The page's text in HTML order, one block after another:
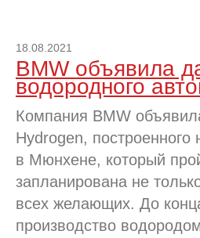
18.08.2021
BMW объявила
водородного
Компания BMW
Hydrogen, построенного
в Мюнхене, который
запланирована не
всех желающих. До
производство